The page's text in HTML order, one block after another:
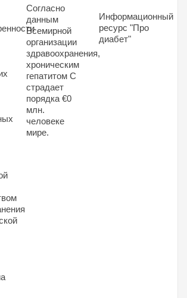
Согласно
данным
Всемирной
организации
здравоохранения,
хроническим
гепатитом С
страдает
порядка €0
млн.
человеке
мире.
Информационный
ресурс "Про
диабет"